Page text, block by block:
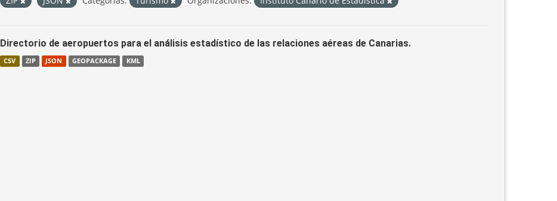
Directorio de aeropuertos para el análisis estadístico de las relaciones aéreas de Canarias.
CSV ZIP JSON GEOPACKAGE KML